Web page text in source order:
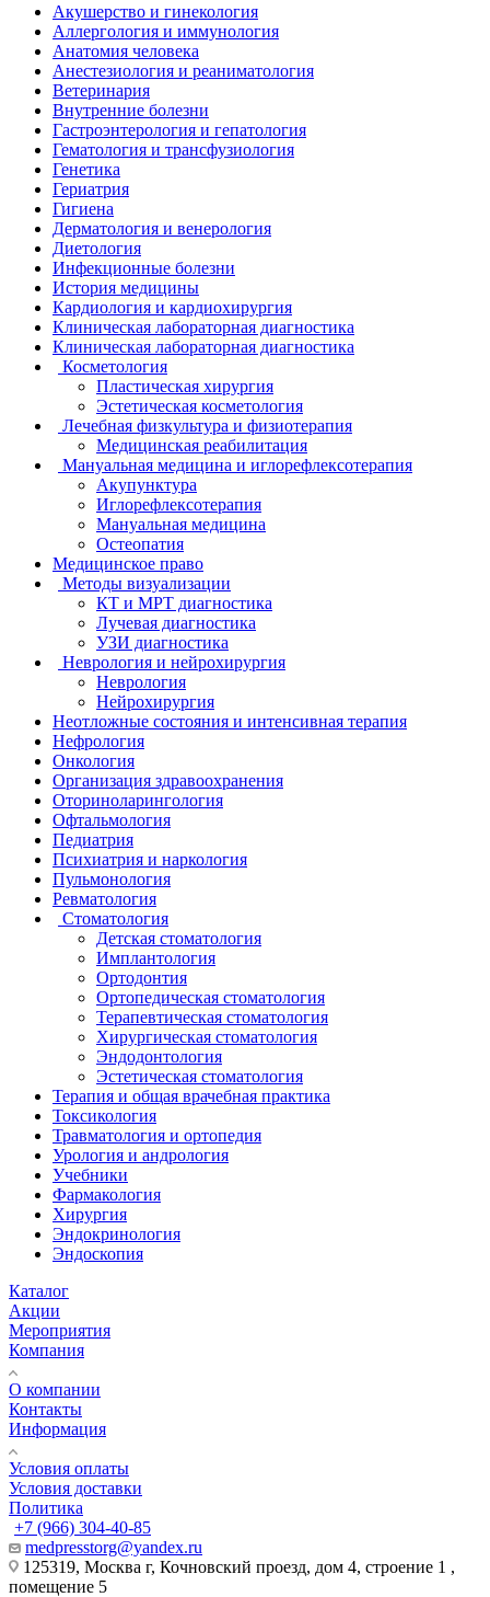
Акушерство и гинекология
Аллергология и иммунология
Анатомия человека
Анестезиология и реаниматология
Ветеринария
Внутренние болезни
Гастроэнтерология и гепатология
Гематология и трансфузиология
Генетика
Гериатрия
Гигиена
Дерматология и венерология
Диетология
Инфекционные болезни
История медицины
Кардиология и кардиохирургия
Клиническая лабораторная диагностика
Клиническая лабораторная диагностика
Косметология
Пластическая хирургия
Эстетическая косметология
Лечебная физкультура и физиотерапия
Медицинская реабилитация
Мануальная медицина и иглорефлексотерапия
Акупунктура
Иглорефлексотерапия
Мануальная медицина
Остеопатия
Медицинское право
Методы визуализации
КТ и МРТ диагностика
Лучевая диагностика
УЗИ диагностика
Неврология и нейрохирургия
Неврология
Нейрохирургия
Неотложные состояния и интенсивная терапия
Нефрология
Онкология
Организация здравоохранения
Оториноларингология
Офтальмология
Педиатрия
Психиатрия и наркология
Пульмонология
Ревматология
Стоматология
Детская стоматология
Имплантология
Ортодонтия
Ортопедическая стоматология
Терапевтическая стоматология
Хирургическая стоматология
Эндодонтология
Эстетическая стоматология
Терапия и общая врачебная практика
Токсикология
Травматология и ортопедия
Урология и андрология
Учебники
Фармакология
Хирургия
Эндокринология
Эндоскопия
Каталог
Акции
Мероприятия
Компания
О компании
Контакты
Информация
Условия оплаты
Условия доставки
Политика
+7 (966) 304-40-85
medpresstorg@yandex.ru
125319, Москва г, Кочновский проезд, дом 4, строение 1 ,
помещение 5